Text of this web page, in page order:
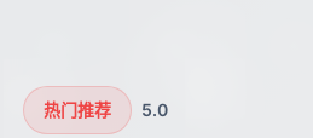
热门推荐 5.0